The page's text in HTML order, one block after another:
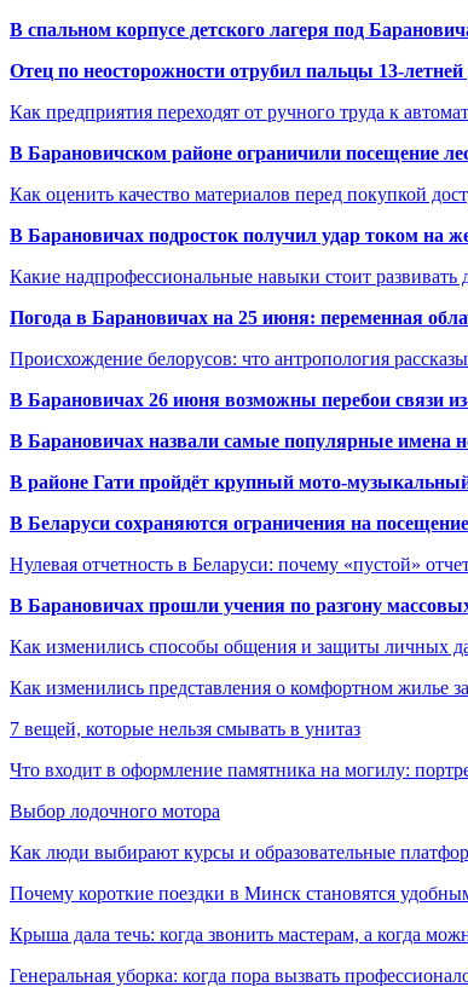
В спальном корпусе детского лагеря под
Отец по неосторожности отрубил пальцы 13-летней
Как предприятия переходят от ручного труда к
В Барановичском районе ограничили посещение
Как оценить качество материалов перед покупкой
В Барановичах подросток получил удар током на
Какие надпрофессиональные навыки стоит развивать
Погода в Барановичах на 25 июня: переменная
Происхождение белорусов: что антропология
В Барановичах 26 июня возможны перебои связи
В Барановичах назвали самые популярные имена
В районе Гати пройдёт крупный мото-
В Беларуси сохраняются ограничения на
Нулевая отчетность в Беларуси: почему «пустой»
В Барановичах прошли учения по разгону
Как изменились способы общения и защиты личных
Как изменились представления о комфортном жилье
7 вещей, которые нельзя смывать в унитаз
Что входит в оформление памятника на могилу:
Выбор лодочного мотора
Как люди выбирают курсы и образовательные
Почему короткие поездки в Минск становятся
Крыша дала течь: когда звонить мастерам, а когда
Генеральная уборка: когда пора вызвать